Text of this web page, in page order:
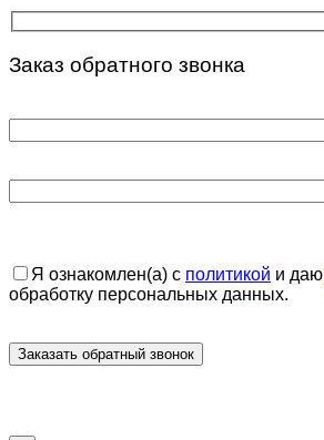
Заказ обратного звонка
Я ознакомлен(а) с политикой и даю
обработку персональных данных.